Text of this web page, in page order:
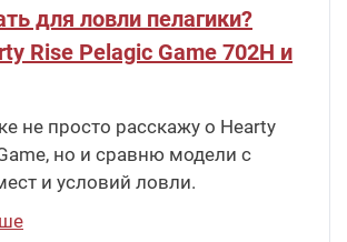
для ловли пелагики?
Rise Pelagic Game 702H и
не просто расскажу о Hearty
но и сравню модели с
и условий ловли.